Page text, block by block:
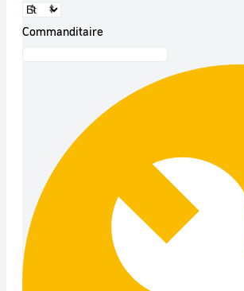
Commanditaire